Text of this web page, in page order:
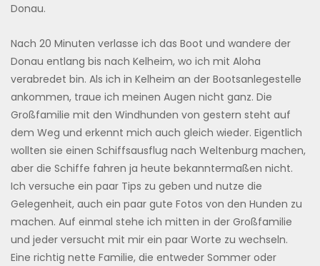
Donau.
Nach 20 Minuten verlasse ich das Boot und wandere der
Donau entlang bis nach Kelheim, wo ich mit Aloha
verabredet bin. Als ich in Kelheim an der Bootsanlegestelle
ankommen, traue ich meinen Augen nicht ganz. Die
Großfamilie mit den Windhunden von gestern steht auf
dem Weg und erkennt mich auch gleich wieder. Eigentlich
wollten sie einen Schiffsausflug nach Weltenburg machen,
aber die Schiffe fahren ja heute bekanntermaßen nicht.
Ich versuche ein paar Tips zu geben und nutze die
Gelegenheit, auch ein paar gute Fotos von den Hunden zu
machen. Auf einmal stehe ich mitten in der Großfamilie
und jeder versucht mit mir ein paar Worte zu wechseln.
Eine richtig nette Familie, die entweder Sommer oder